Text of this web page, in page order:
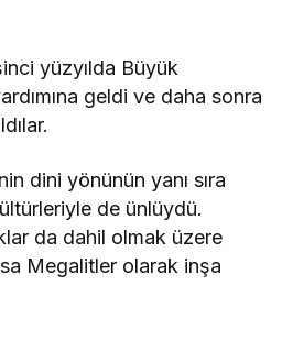
yüzyılda Büyük
geldi ve daha sonra
dini yönünün yanı sıra
de ünlüydü.
da dahil olmak üzere
Megalitler olarak inşa